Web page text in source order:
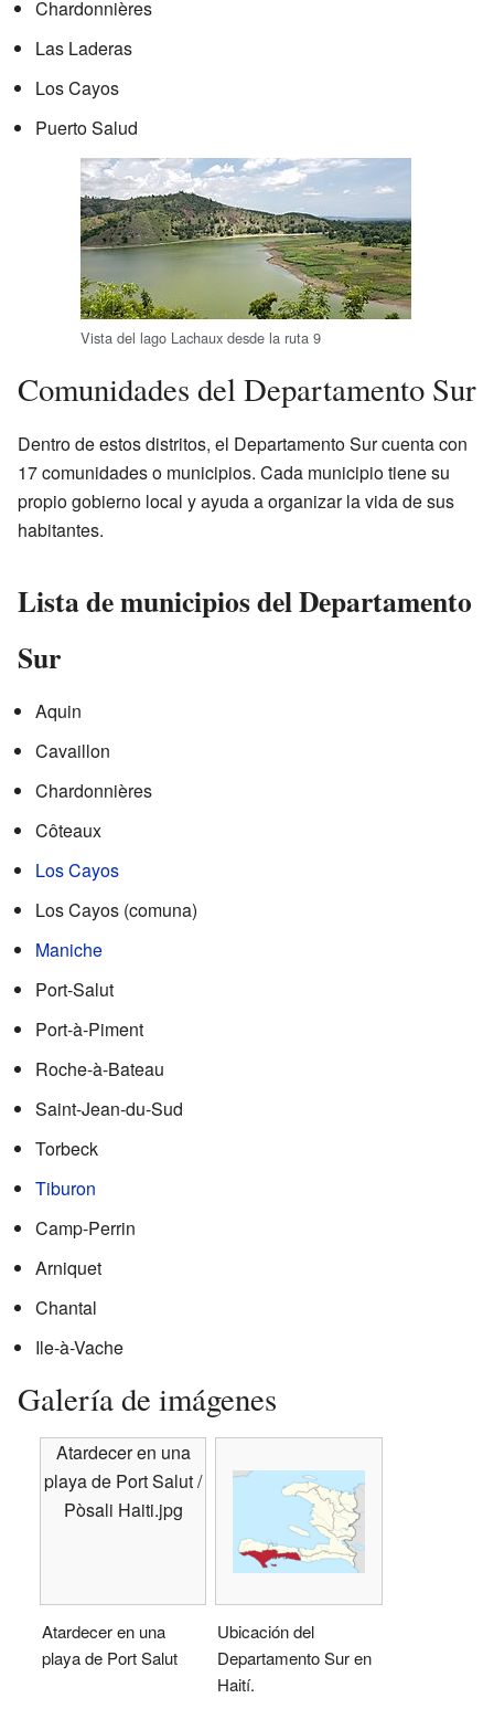
Chardonnières
Las Laderas
Los Cayos
Puerto Salud
Vista del lago Lachaux desde la ruta 9
Comunidades del Departamento Sur
Dentro de estos distritos, el Departamento Sur cuenta con
17 comunidades o municipios. Cada municipio tiene su
propio gobierno local y ayuda a organizar la vida de sus
habitantes.
Lista de municipios del Departamento
Sur
Aquin
Cavaillon
Chardonnières
Côteaux
Los Cayos
Los Cayos (comuna)
Maniche
Port-Salut
Port-à-Piment
Roche-à-Bateau
Saint-Jean-du-Sud
Torbeck
Tiburon
Camp-Perrin
Arniquet
Chantal
Ile-à-Vache
Galería de imágenes
Atardecer en una
playa de Port Salut /
Pòsali Haiti.jpg
Atardecer en una
playa de Port Salut
Ubicación del
Departamento Sur en
Haití.